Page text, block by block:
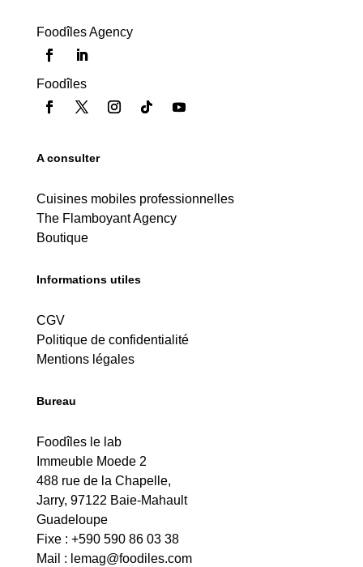
Foodîles Agency
Foodîles
A consulter
Cuisines mobiles professionnelles
The Flamboyant Agency
Boutique
Informations utiles
CGV
Politique de confidentialité
Mentions légales
Bureau
Foodîles le lab
Immeuble Moede 2
488 rue de la Chapelle,
Jarry, 97122 Baie-Mahault
Guadeloupe
Fixe : +590 590 86 03 38
Mail : lemag@foodiles.com